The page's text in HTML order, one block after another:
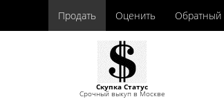
Продать Оценить Обратный
Скупка Статус
Срочный выкуп в Москве